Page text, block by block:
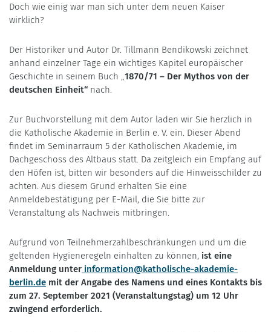
Doch wie einig war man sich unter dem neuen Kaiser
wirklich?
Der Historiker und Autor Dr. Tillmann Bendikowski zeichnet
anhand einzelner Tage ein wichtiges Kapitel europäischer
Geschichte in seinem Buch „1870/71 – Der Mythos von der
deutschen Einheit“ nach.
Zur Buchvorstellung mit dem Autor laden wir Sie herzlich in
die Katholische Akademie in Berlin e. V. ein. Dieser Abend
findet im Seminarraum 5 der Katholischen Akademie, im
Dachgeschoss des Altbaus statt. Da zeitgleich ein Empfang auf
den Höfen ist, bitten wir besonders auf die Hinweisschilder zu
achten. Aus diesem Grund erhalten Sie eine
Anmeldebestätigung per E-Mail, die Sie bitte zur
Veranstaltung als Nachweis mitbringen.
Aufgrund von Teilnehmerzahlbeschränkungen und um die
geltenden Hygieneregeln einhalten zu können, ist eine
Anmeldung unter information@katholische-akademie-
berlin.de mit der Angabe des Namens und eines Kontakts bis
zum 27. September 2021 (Veranstaltungstag) um 12 Uhr
zwingend erforderlich.